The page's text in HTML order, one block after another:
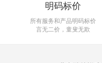
明码标价
所有服务和产品明码标价
言无二价，童叟无欺